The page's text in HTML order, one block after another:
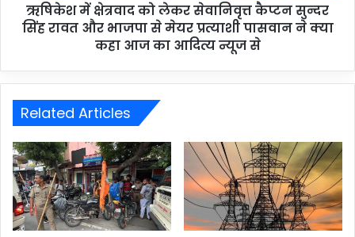
ऋषिकेश में क्षेत्रवाद को लेकर सेवानिवृत्त कैप्टन सुन्दर
सिंह रावत और भाजपा से मेयर प्रत्याशी पासवान ने क्या
कहा आज का आदित्य न्यूज से
Related Articles